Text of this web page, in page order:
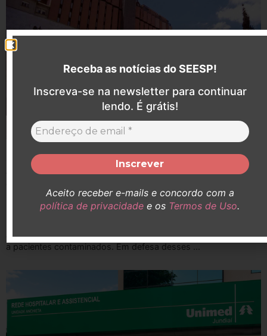
SEESP participa de audiência pelo aumento do
adicional de insalubridade de Enfermeiras (os)
pandemia
expostos a agentes infecciosos, prestando atendimento direto
a pacientes contaminados. Em defesa desses ...
Receba as notícias do SEESP!
Inscreva-se na newsletter para continuar
lendo. É grátis!
Aceito receber e-mails e concordo com a
política de privacidade e os Termos de Uso.